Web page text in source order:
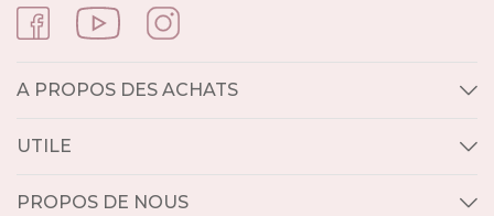
A PROPOS DES ACHATS
UTILE
PROPOS DE NOUS